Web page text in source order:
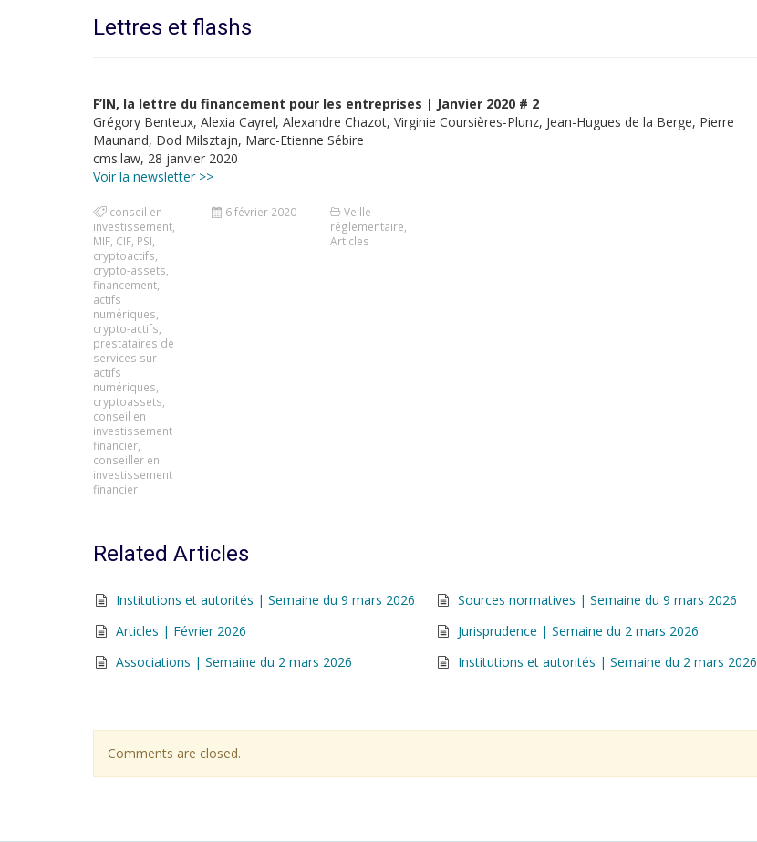
Lettres et flashs
F’IN, la lettre du financement pour les entreprises | Janvier 2020 # 2
Grégory Benteux, Alexia Cayrel, Alexandre Chazot, Virginie Coursières-Plunz, Jean-Hugues de la Berge, Pierre
Maunand, Dod Milsztajn, Marc-Etienne Sébire
cms.law, 28 janvier 2020
Voir la newsletter >>
conseil en
investissement
MIF CIF PSI
cryptoactifs
crypto-assets
financement
actifs
numériques
crypto-actifs
prestataires de
services sur
actifs
numériques
cryptoassets
conseil en
investissement
financier
conseiller en
investissement
financier
6 février 2020
Veille
réglementaire
Articles
Related Articles
Institutions et autorités | Semaine du 9 mars 2026
Sources normatives | Semaine du 9 mars 2026
Articles | Février 2026
Jurisprudence | Semaine du 2 mars 2026
Associations | Semaine du 2 mars 2026
Institutions et autorités | Semaine du 2 mars 2026
Comments are closed.